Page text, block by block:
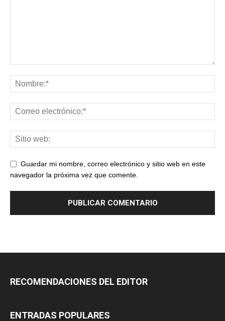
Guardar mi nombre, correo electrónico y sitio web en este
navegador la próxima vez que comente.
RECOMENDACIONES DEL EDITOR
ENTRADAS POPULARES